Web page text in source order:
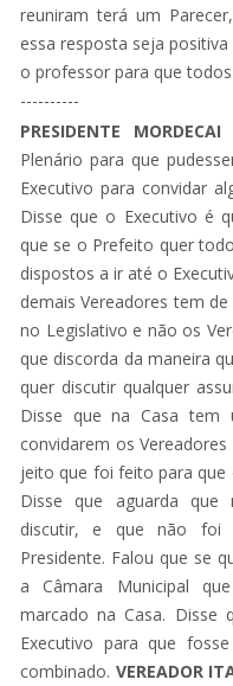
reuniram terá um
essa resposta seja
o professor para que
----------
PRESIDENTE
Plenário para que
Executivo para convidar
Disse que o Executivo é
que se o Prefeito quer
dispostos a ir até o
demais Vereadores tem
no Legislativo e não os
que discorda da maneira
quer discutir qualquer
Disse que na Casa
convidarem os
jeito que foi feito para que
Disse que aguarda que
discutir, e que não foi
Presidente. Falou que se
a Câmara Municipal
marcado na Casa.
Executivo para que
combinado. VEREADOR